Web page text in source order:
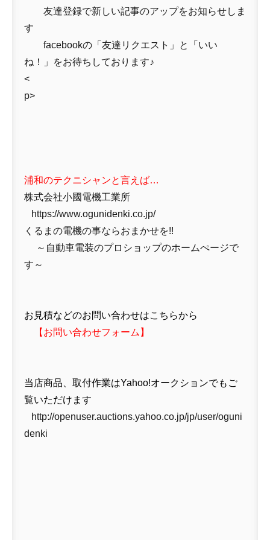
友達登録で新しい記事のアップをお知らせしま
す
facebookの「友達リクエスト」と「いい
ね！」をお待ちしております♪
<
p>
浦和のテクニシャンと言えば…
株式会社小國電機工業所
https://www.ogunidenki.co.jp/
くるまの電機の事ならおまかせを!!
～自動車電装のプロショップのホームぺージで
す～
お見積などのお問い合わせはこちらから
【 お問い合わせフォーム 】
当店商品、取付作業はYahoo!オークションでもご
覧いただけます
http://openuser.auctions.yahoo.co.jp/jp/user/oguni
denki